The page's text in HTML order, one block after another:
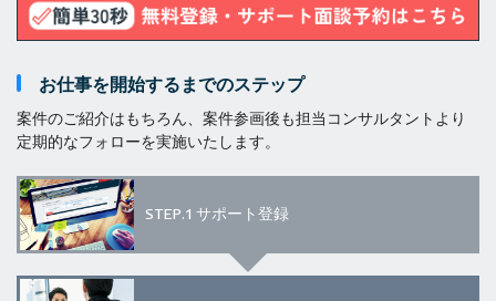
お仕事を開始するまでのステップ
案件のご紹介はもちろん、案件参画後も担当コンサルタントより
定期的なフォローを実施いたします。
STEP.1 サポート登録